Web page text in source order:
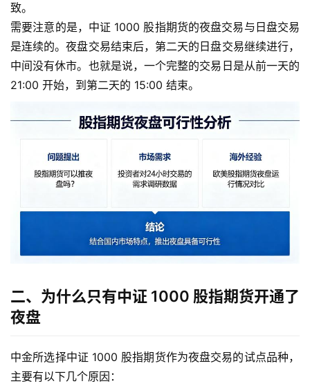
致。
需要注意的是，中证 1000 股指期货的夜盘交易与日盘交易
是连续的。夜盘交易结束后，第二天的日盘交易继续进行，
中间没有休市。也就是说，一个完整的交易日是从前一天的
21:00 开始，到第二天的 15:00 结束。
二、为什么只有中证 1000 股指期货开通了
夜盘
中金所选择中证 1000 股指期货作为夜盘交易的试点品种，
主要有以下几个原因：